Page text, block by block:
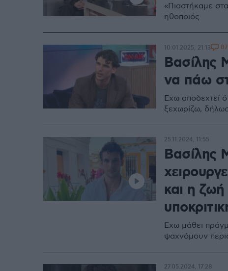
«Πιαστήκαμε
ηθοποιός
Βασίλης
να πάω
Έχω αποδεχτεί
ξεχωρίζω,
10.01.2025, 21:13 87
Βασίλης
και η
Έχω μάθει
ψαχνόμουν
25.11.2024, 11:55
27.05.2024, 17:28